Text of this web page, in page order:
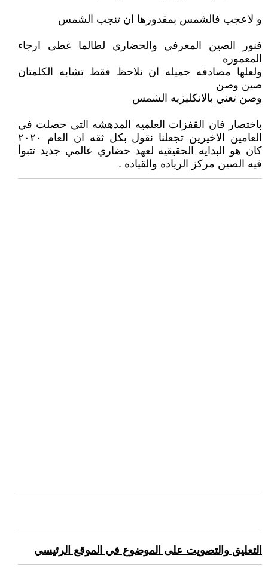
و لاعجب فالشمس بمقدورها ان تنجب الشمس
فنور الصين المعرفي والحضاري لطالما غطى ارجاء
المعموره
ولعلها مصادفه جميله ان نلاحظ فقط تشابه الكلمتان
صين وصن
وصن تعني بالانكليزيه الشمس
باختصار فان القفزات العلميه المدهشه التي حصلت في
العامين الاخيرين تجعلنا نقول بكل ثقه ان العام ٢٠٢٠
كان هو البدايه الحقيقيه لعهد حضاري عالمي جديد تتبوأ
فيه الصين مركز الرياده والقياده .
التعليق والتصويت على الموضوع في الموقع الرئيسي